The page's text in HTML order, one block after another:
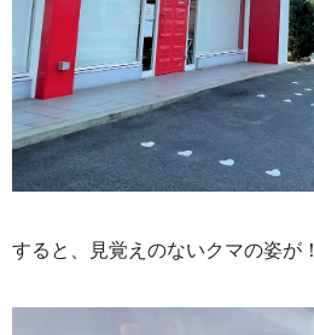
すると、見覚えのないクマの姿が！